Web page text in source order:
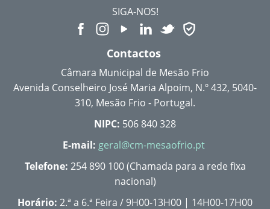
SIGA-NOS!
Contactos
Câmara Municipal de Mesão Frio
Avenida Conselheiro José Maria Alpoim, N.º 432, 5040-
310, Mesão Frio - Portugal.
NIPC: 506 840 328
E-mail: geral@cm-mesaofrio.pt
Telefone: 254 890 100 (Chamada para a rede fixa
nacional)
Horário: 2.ª a 6.ª Feira / 9H00-13H00 | 14H00-17H00